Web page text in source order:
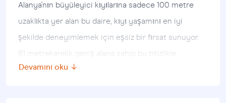
Alanya'nın büyüleyici kıyılarına sadece 100 metre
uzaklıkta yer alan bu daire, kıyı yaşamını en iyi
şekilde deneyimlemek için eşsiz bir fırsat sunuyor.
61 metrekarelik geniş alana sahip bu titizlikle
tasarlanmış daire, hem işlevselliği hem de stili en üst
Devamını oku ↓